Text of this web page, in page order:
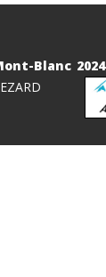
Blanc 2024